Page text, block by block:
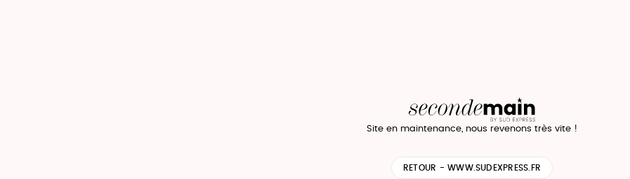
Site en maintenance, nous revenons très vite !
RETOUR - WWW.SUDEXPRESS.FR